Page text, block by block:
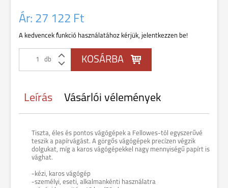
Ár: 27 122 Ft
A kedvencek funkció használatához kérjük, jelentkezzen be!
db
Leírás Vásárlói vélemények
Tiszta, éles és pontos vágógépek a Fellowes-tól egyszerűvé
teszik a papírvágást. A görgős vágógépek precízen végzik
dolgukat, míg a karos vágógépekkel nagy mennyiségű papírt is
vághat.
-kézi, karos vágógép
-személyi, eseti, alkalmankénti használatra